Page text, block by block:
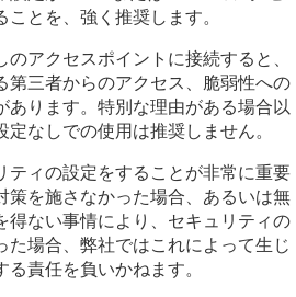
ターの設定
ことを、強く推奨します。
のアクセスポイントに接続すると、
第三者からのアクセス、脆弱性への
あります。特別な理由がある場合以
なしでの使用は推奨しません。
ティの設定をすることが非常に重要
策を施さなかった場合、あるいは無
得ない事情により、セキュリティの
た場合、弊社ではこれによって生じ
責任を負いかねます。